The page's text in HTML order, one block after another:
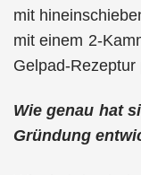
mit
mit einem 2-
Gelpad-Rezeptur
Wie genau hat
Gründung